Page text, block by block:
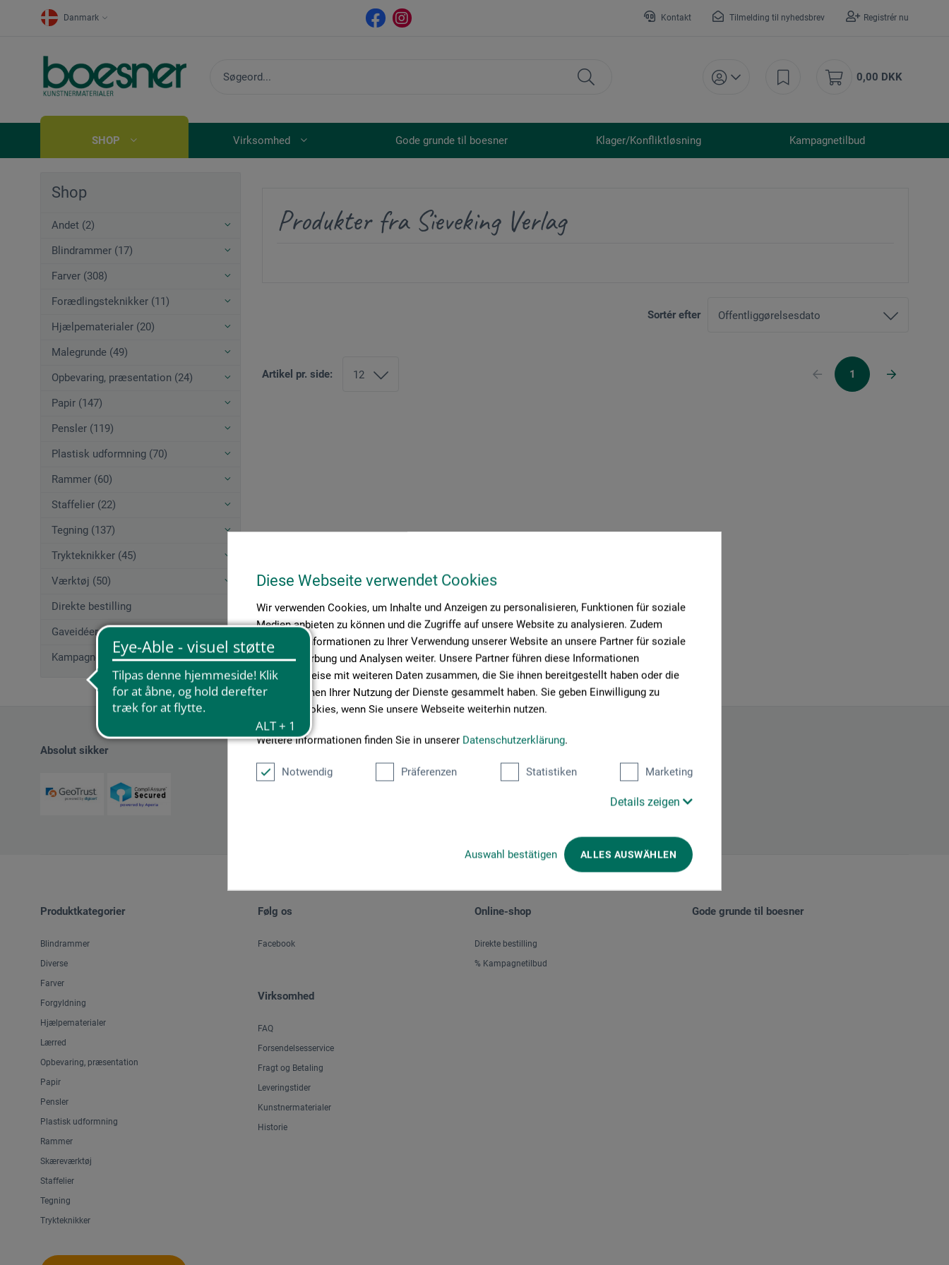
Diese Webseite verwendet Cookies
Wir verwenden Cookies, um Inhalte und Anzeigen zu personalisieren, Funktionen für soziale
Medien anbieten zu können und die Zugriffe auf unsere Website zu analysieren. Zudem
geben wir Informationen zu Ihrer Verwendung unserer Website an unsere Partner für soziale
Medien, Werbung und Analysen weiter. Unsere Partner führen diese Informationen
möglicherweise mit weiteren Daten zusammen, die Sie ihnen bereitgestellt haben oder die
sie im Rahmen Ihrer Nutzung der Dienste gesammelt haben. Sie geben Einwilligung zu
unseren Cookies, wenn Sie unsere Webseite weiterhin nutzen.
Weitere Informationen finden Sie in unserer Datenschutzerklärung.
Notwendig Präferenzen Statistiken Marketing
Details zeigen
Auswahl bestätigen ALLES AUSWÄHLEN
Danmark Kontakt Tilmelding til nyhedsbrev Registrér nu
0,00 DKK
SHOP Virksomhed Gode grunde til boesner Klager/Konfliktløsning Kampagnetilbud
Shop
Andet (2)
Blindrammer (17)
Farver (308)
Forædlingsteknikker (11)
Hjælpematerialer (20)
Malegrunde (49)
Opbevaring, præsentation (24)
Papir (147)
Pensler (119)
Plastisk udformning (70)
Rammer (60)
Staffelier (22)
Tegning (137)
Trykteknikker (45)
Værktøj (50)
Direkte bestilling
Gaveidéer (12)
Kampagnetilbud
Produkter fra Sieveking Verlag
Sortér efter
Artikel pr. side: 1
Absolut sikker
Produktkategorier
Blindrammer
Diverse
Farver
Forgyldning
Hjælpematerialer
Lærred
Opbevaring, præsentation
Papir
Pensler
Plastisk udformning
Rammer
Skæreværktøj
Staffelier
Tegning
Trykteknikker
Følg os
Facebook
Virksomhed
FAQ
Forsendelsesservice
Fragt og Betaling
Leveringstider
Kunstnermaterialer
Historie
Online-shop
Direkte bestilling
% Kampagnetilbud
Gode grunde til boesner